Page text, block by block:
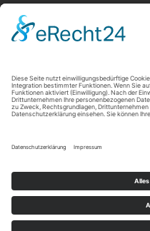
IMPRESSUM
WIDERRUFSBELEHRUNG
+49 30 - 28 44 519 - 20
INFO@IBB-IMMO.DE